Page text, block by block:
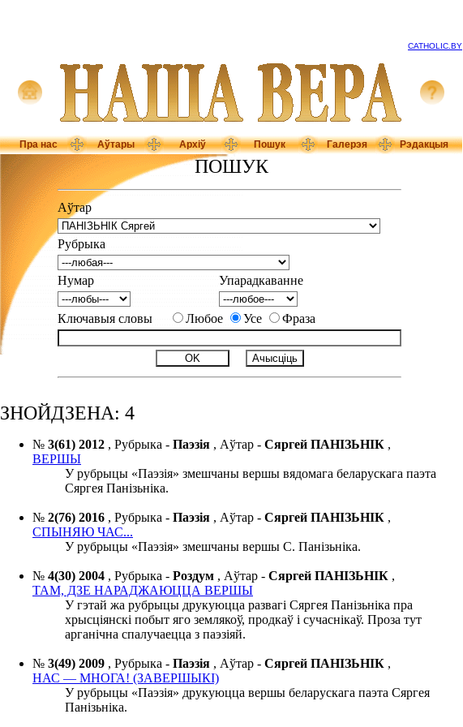
CATHOLIC.BY
Пра нас Аўтары Архіў Пошук Галерэя Рэдакцыя
ПОШУК
Аўтар
Рубрыка
Нумар Упарадкаванне
Ключавыя словы Любое Усе Фраза
ЗНОЙДЗЕНА: 4
№ 3(61) 2012 , Рубрыка - Паэзія , Аўтар - Сяргей ПАНІЗЬНІК ,
ВЕРШЫ
У рубрыцы «Паэзія» змешчаны вершы вядомага беларускага паэта
Сяргея Панізьніка.
№ 2(76) 2016 , Рубрыка - Паэзія , Аўтар - Сяргей ПАНІЗЬНІК ,
СПЫНЯЮ ЧАС...
У рубрыцы «Паэзія» змешчаны вершы С. Панізьніка.
№ 4(30) 2004 , Рубрыка - Роздум , Аўтар - Сяргей ПАНІЗЬНІК ,
ТАМ, ДЗЕ НАРАДЖАЮЦЦА ВЕРШЫ
У гэтай жа рубрыцы друкуюцца развагі Сяргея Панізьніка пра
хрысціянскі побыт яго землякоў, продкаў і сучаснікаў. Проза тут
арганічна спалучаецца з паэзіяй.
№ 3(49) 2009 , Рубрыка - Паэзія , Аўтар - Сяргей ПАНІЗЬНІК ,
НАС — МНОГА! (ЗАВЕРШЫКІ)
У рубрыцы «Паэзія» друкуюцца вершы беларускага паэта Сяргея
Панізьніка.